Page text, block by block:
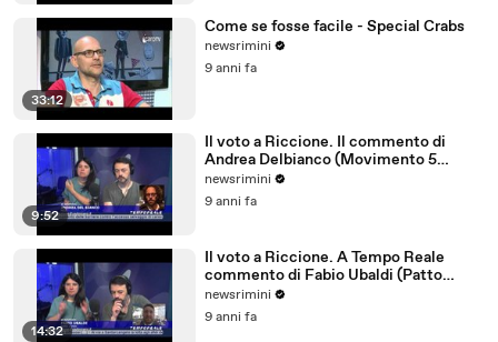
33:12
Come se fosse facile - Special Crabs
newsrimini
9 anni fa
9:52
Il voto a Riccione. Il commento di
Andrea Delbianco (Movimento 5
Stelle)
newsrimini
9 anni fa
14:32
Il voto a Riccione. A Tempo Reale
commento di Fabio Ubaldi (Patto
Civico Riccione)
newsrimini
9 anni fa